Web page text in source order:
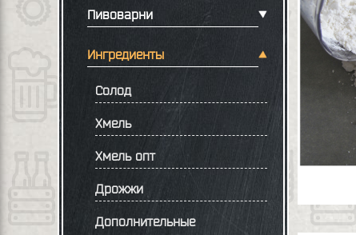
Пивоварни
Ингредиенты
Солод
Хмель
Хмель опт
Дрожжи
Дополнительные